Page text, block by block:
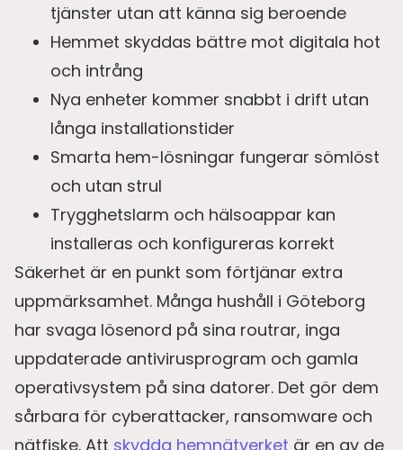
tjänster utan att känna sig beroende
Hemmet skyddas bättre mot digitala hot
och intrång
Nya enheter kommer snabbt i drift utan
långa installationstider
Smarta hem-lösningar fungerar sömlöst
och utan strul
Trygghetslarm och hälsoappar kan
installeras och konfigureras korrekt
Säkerhet är en punkt som förtjänar extra
uppmärksamhet. Många hushåll i Göteborg
har svaga lösenord på sina routrar, inga
uppdaterade antivirusprogram och gamla
operativsystem på sina datorer. Det gör dem
sårbara för cyberattacker, ransomware och
nätfiske. Att skydda hemnätverket är en av de